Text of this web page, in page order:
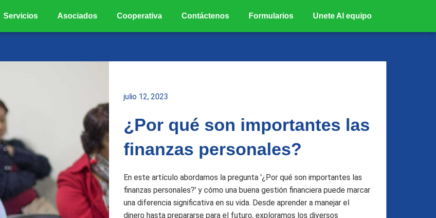
Servicios Asociados Cooperativa Contáctenos Formularios Unete Al equipo
julio 12, 2023
¿Por qué son importantes las
finanzas personales?
En este artículo abordamos la pregunta '¿Por qué son importantes las
finanzas personales?' y cómo una buena gestión financiera puede marcar
una diferencia significativa en su vida. Desde aprender a manejar el
dinero hasta prepararse para el futuro, exploramos los diversos